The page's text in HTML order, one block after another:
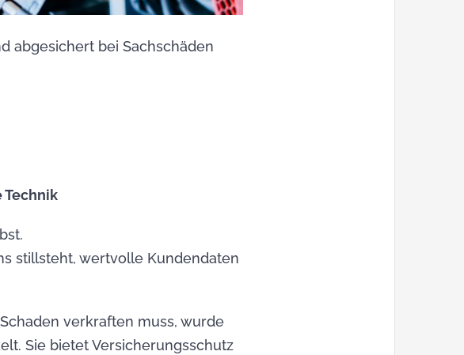
abgesichert bei Sachschäden
stillsteht, wertvolle Kundendaten
verkraften muss, wurde
Sie bietet Versicherungsschutz